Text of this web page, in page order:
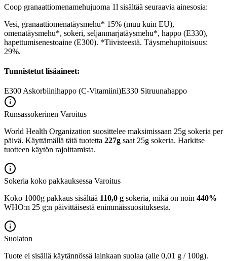
Coop granaattiomenamehujuoma 1l sisältää seuraavia ainesosia:
Vesi, granaattiomenatäysmehu* 15% (muu kuin EU),
omenatäysmehu*, sokeri, seljanmarjatäysmehu*, happo (E330),
hapettumisenestoaine (E300). *Tiivisteestä. Täysmehupitoisuus:
29%.
Tunnistetut lisäaineet:
E300 Askorbiinihappo (C-Vitamiini)E330 Sitruunahappo
Runsassokerinen Varoitus
World Health Organization suosittelee maksimissaan 25g sokeria per
päivä. Käyttämällä tätä tuotetta 227g saat 25g sokeria. Harkitse
tuotteen käytön rajoittamista.
Sokeria koko pakkauksessa Varoitus
Koko 1000g pakkaus sisältää 110,0 g sokeria, mikä on noin 440%
WHO:n 25 g:n päivittäisestä enimmäissuosituksesta.
Suolaton
Tuote ei sisällä käytännössä lainkaan suolaa (alle 0,01 g / 100g).